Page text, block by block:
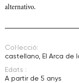
alternativo.
Col·lecció:
castellano El Arca de
Edats :
A partir de 5 anys